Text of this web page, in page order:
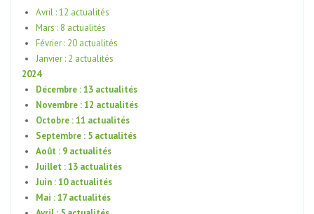
Avril : 12 actualités
Mars : 8 actualités
Février : 20 actualités
Janvier : 2 actualités
2024
Décembre : 13 actualités
Novembre : 12 actualités
Octobre : 11 actualités
Septembre : 5 actualités
Août : 9 actualités
Juillet : 13 actualités
Juin : 10 actualités
Mai : 17 actualités